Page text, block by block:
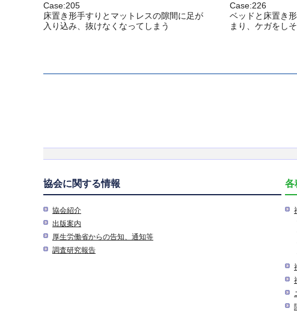
Case:205
床置き形手すりとマットレスの隙間に足が
入り込み、抜けなくなってしまう
Case:226
ベッドと床置き
まり、ケガをし
協会に関する情報
協会紹介
出版案内
厚生労働省からの告知、通知等
調査研究報告
各